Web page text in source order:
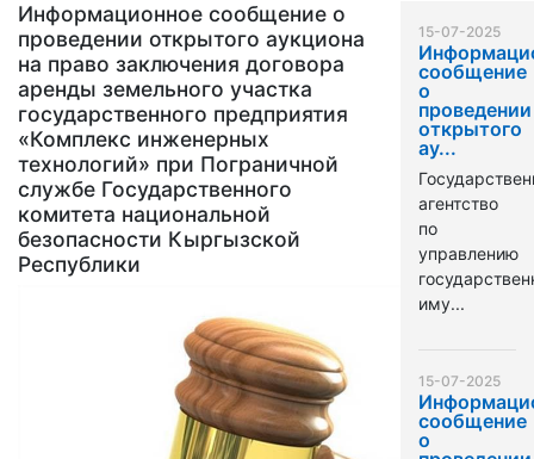
Информационное сообщение о
проведении открытого аукциона
на право заключения договора
аренды земельного участка
государственного предприятия
«Комплекс инженерных
технологий» при Пограничной
службе Государственного
комитета национальной
безопасности Кыргызской
Республики
15-07-2025
сообщение
о
проведении
открытого
ау...
агентство
по
управлению
иму...
15-07-2025
сообщение
о